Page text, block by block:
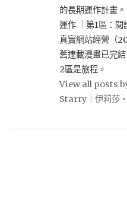
的長期運作計畫。
運作 ｜第1區：
真實網站經營（
舊連載漫畫已完
2區是旅程。
View all posts
Starry｜伊莉莎